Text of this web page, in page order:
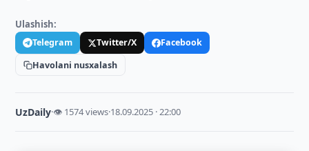
Ulashish:
Telegram Twitter/X
Facebook
Havolani nusxalash
UzDaily·👁 1574 views·18.09.2025 · 22:00